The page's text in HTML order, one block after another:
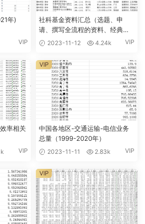
年)
VIP
社科基金资料汇总（选题、申
请、撰写全流程的资料、经典范
例和历年数据）1991-2022年
2023-11-12 4.24k VIP
率相关
VIP
中国各地区-交通运输-电信业务
总量（1999-2020年）
2023-11-11 2.83k VIP
VIP
VIP